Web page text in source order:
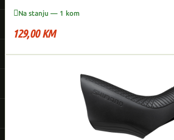
Na stanju — 1 kom
129,00 KM